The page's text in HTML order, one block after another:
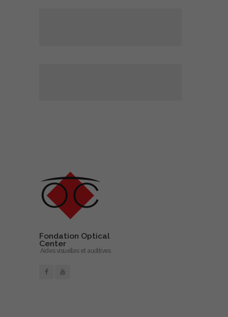
Fondation Optical
Center
Aides visuelles et auditives